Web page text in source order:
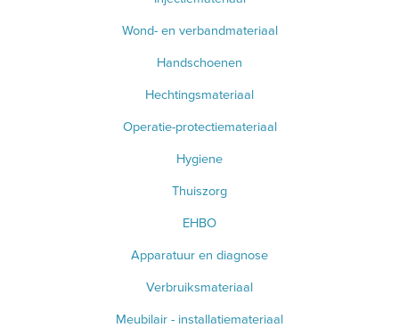
Wond- en verbandmateriaal
Handschoenen
Hechtingsmateriaal
Operatie-protectiemateriaal
Hygiene
Thuiszorg
EHBO
Apparatuur en diagnose
Verbruiksmateriaal
Meubilair - installatiemateriaal